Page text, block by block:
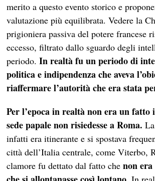
merito a questo evento storico e
valutazione più equilibrata. Vedere la
prigioniera passiva del potere francese
eccesso, filtrato dallo sguardo degli
periodo.In realtà fu un periodo di
politica e indipendenza che aveva
riaffermare l’autorità che era stata
Per l’epoca in realtà non era un fatto
sede papale non risiedesse a Roma.
infatti era itinerante e si spostava
città dell’Italia centrale, come Viterbo,
clamore fu dettato dal fatto chenon